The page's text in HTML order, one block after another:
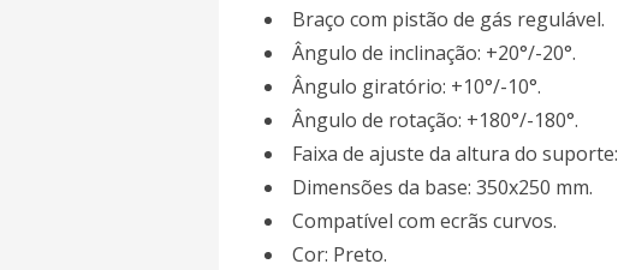
Braço com pistão de gás regulável.
Ângulo de inclinação: +20°/-20°.
Ângulo giratório: +10°/-10°.
Ângulo de rotação: +180°/-180°.
Faixa de ajuste da altura do
Dimensões da base: 350x250 mm.
Compatível com ecrãs curvos.
Cor: Preto.